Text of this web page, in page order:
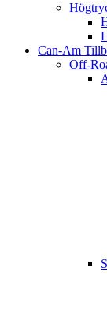
Can-Am
Off-